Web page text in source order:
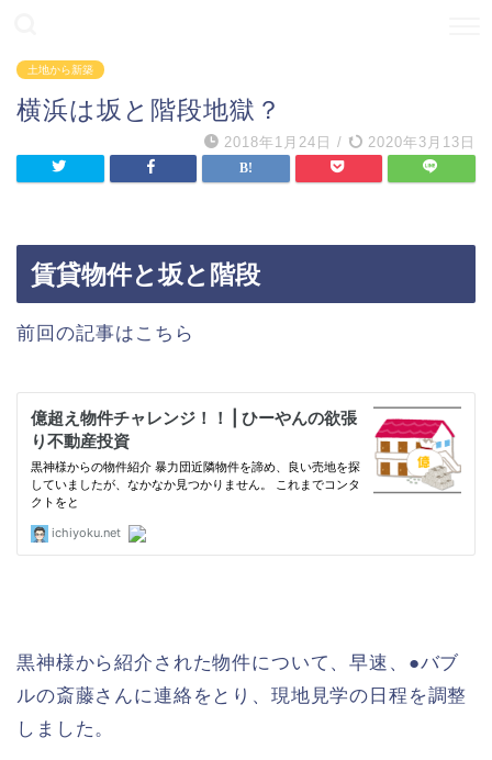
土地から新築
横浜は坂と階段地獄？
2018年1月24日 / 2020年3月13日
賃貸物件と坂と階段
前回の記事はこちら
黒神様から紹介された物件について、早速、●バブ
ルの斎藤さんに連絡をとり、現地見学の日程を調整
しました。